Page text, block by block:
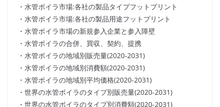
・水管ボイラ市場:各社の製品タイプフットプリント
・水管ボイラ市場:各社の製品用途フットプリント
・水管ボイラ市場の新規参入企業と参入障壁
・水管ボイラの合併、買収、契約、提携
・水管ボイラの地域別販売量(2020-2031)
・水管ボイラの地域別消費額(2020-2031)
・水管ボイラの地域別平均価格(2020-2031)
・世界の水管ボイラのタイプ別販売量(2020-2031)
・世界の水管ボイラのタイプ別消費額(2020-2031)